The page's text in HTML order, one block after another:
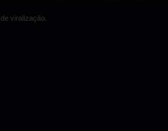
viralização.